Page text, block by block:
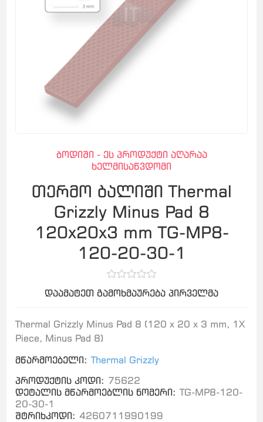
ბოდიში - ეს პროდუქტი აღარაა
ხელმისაწვდომი
თერმო ბალიში Thermal
Grizzly Minus Pad 8
120x20x3 mm TG-MP8-
120-20-30-1
დაამატეთ გამოხმაურება პირველმა
Thermal Grizzly Minus Pad 8 (120 x 20 x 3 mm, 1X
Piece, Minus Pad 8)
მწარმოებელი: Thermal Grizzly
პროდუქტის კოდი: 75622
დეტალის მწარმოებლის ნომერი: TG-MP8-120-
20-30-1
შტრიხკოდი: 4260711990199